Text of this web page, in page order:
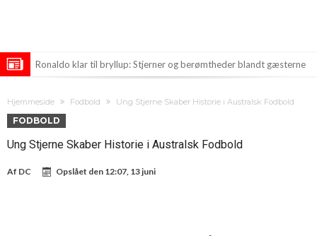
Ronaldo klar til bryllup: Stjerner og berømtheder blandt gæsterne
Ancelotti mener, at tidsfællerne gjorde forskellen for Brasilien mod
Hjemmeside Fodbold Ung Stjerne Skaber Historie i Australsk Fodbold
FODBOLD
Ung Stjerne Skaber Historie i Australsk Fodbold
Af DC Opslået den 12:07, 13 juni